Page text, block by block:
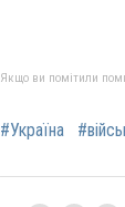
Якщо ви помітили
#Україна